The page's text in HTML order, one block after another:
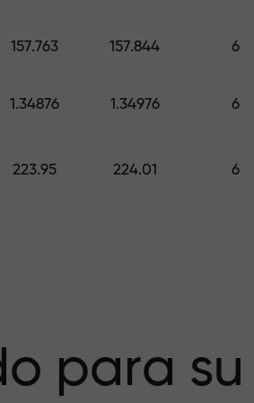
—
X1000 —
157.763 157.844 6
1.34876 1.34976 6
223.95 224.01 6
para